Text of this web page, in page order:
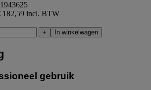
182,59 incl. BTW
+ In winkelwagen
gebruik